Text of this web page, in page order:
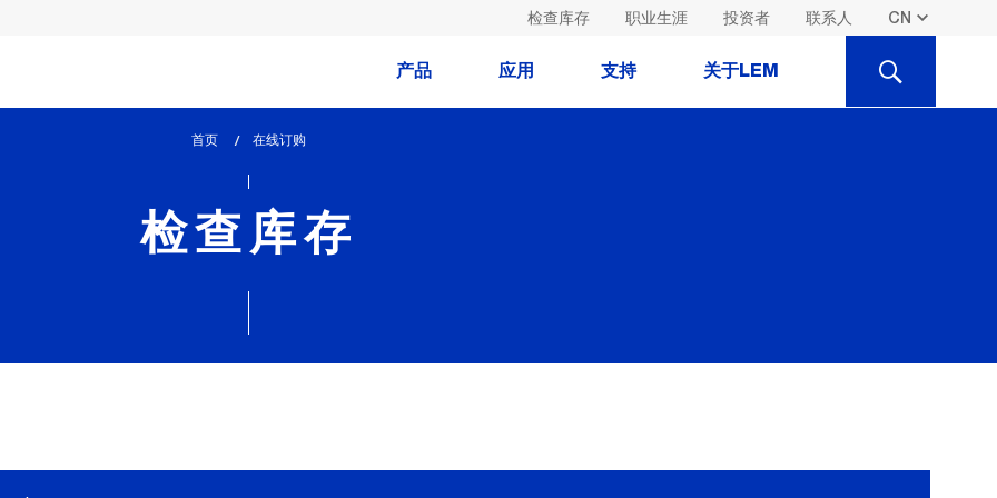
检查库存 职业生涯 投资者 联系人
产品 应用 支持 关于LEM SEARCH
首页
lem_current_page
在线订购
检查库存